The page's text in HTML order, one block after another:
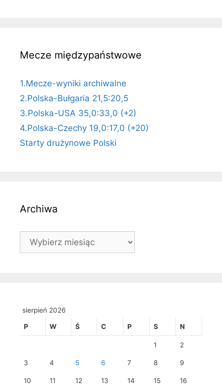
Mecze międzypaństwowe
1.Mecze-wyniki archiwalne
2.Polska-Bułgaria 21,5:20,5
3.Polska-USA 35,0:33,0 (+2)
4.Polska-Czechy 19,0:17,0 (+20)
Starty drużynowe Polski
Archiwa
Archiwa
sierpień 2026
P W Ś C P S N
1 2
3 4 5 6 7 8 9
10 11 12 13 14 15 16